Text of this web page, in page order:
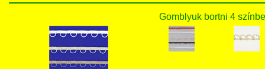
Gomblyuk bortni 4